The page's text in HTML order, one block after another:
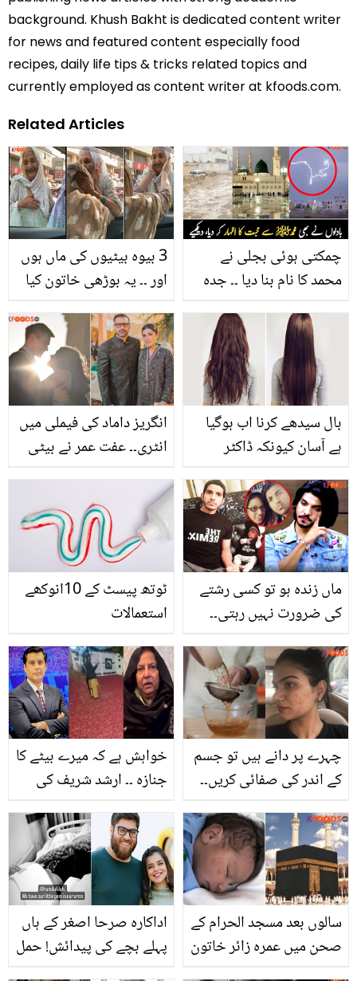
background. Khush Bakht is dedicated content writer
for news and featured content especially food
recipes, daily life tips & tricks related topics and
currently employed as content writer at kfoods.com.
Related Articles
3 بیوہ بیٹیوں کی ماں ہوں
اور ۔۔ یہ بوڑھی خاتون کیا
مجبور ہے جن کے گھر میں
کوئی کمانے والا نہیں
چمکتی ہوئی بجلی نے
محمد کا نام بنا دیا ۔۔ جدہ
دوران آسمانی بجلی نے
محمد کے نام سے آسمان
روشن کر دیا، دیکھیے
انگریز داماد کی فیملی میں
انٹری۔۔ عفت عمر نے بیٹی
شیئر کر دیں، لڑکا کون ہے؟
بال سیدھے کرنا اب ہوگیا
ہے آسان کیونکہ ڈاکٹر
سے آسان گھریلو طریقہ جو
صرف 15 منٹ میں بالوں
کو سیدھا کردے
ٹوتھ پیسٹ کے 10انوکھے
استعمالات
ماں زندہ ہو تو کسی رشتے
کی ضرورت نہیں رہتی۔۔
ہوئے محسن عباس حیدر رو
پڑے
خواہش ہے کہ میرے بیٹے کا
جنازہ ۔۔ ارشد شریف کی
آخری رسومات سے پہلے
گھر کے باہر پھولوں کے
ڈھیر لگا دیئے، وائرل ویڈیو
مناظر
چہرے پر دانے ہیں تو جسم
کے اندر کی صفائی کریں۔۔
طریقہ جو خون اندر سے
صاف کر کے چہرہ جگمگا
دے
اداکارہ صرحا اصغر کے ہاں
پہلے بچے کی پیدائش! حمل
سالوں بعد مسجد الحرام کے
صحن میں عمرہ زائر خاتون